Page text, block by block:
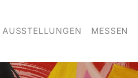
AUSSTELLUNGEN MESSEN